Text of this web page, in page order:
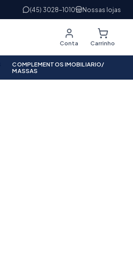
(45) 3028-1010 Nossas lojas
Conta Carrinho
COMPLEMENTOS IMOBILIARIO/
MASSAS